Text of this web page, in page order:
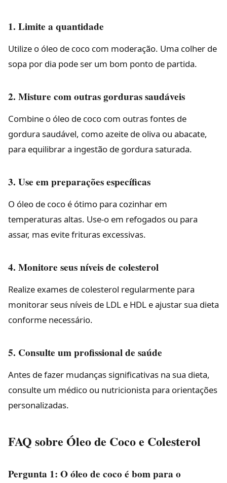
1. Limite a quantidade
Utilize o óleo de coco com moderação. Uma colher de
sopa por dia pode ser um bom ponto de partida.
2. Misture com outras gorduras saudáveis
Combine o óleo de coco com outras fontes de
gordura saudável, como azeite de oliva ou abacate,
para equilibrar a ingestão de gordura saturada.
3. Use em preparações específicas
O óleo de coco é ótimo para cozinhar em
temperaturas altas. Use-o em refogados ou para
assar, mas evite frituras excessivas.
4. Monitore seus níveis de colesterol
Realize exames de colesterol regularmente para
monitorar seus níveis de LDL e HDL e ajustar sua dieta
conforme necessário.
5. Consulte um profissional de saúde
Antes de fazer mudanças significativas na sua dieta,
consulte um médico ou nutricionista para orientações
personalizadas.
FAQ sobre Óleo de Coco e Colesterol
Pergunta 1: O óleo de coco é bom para o